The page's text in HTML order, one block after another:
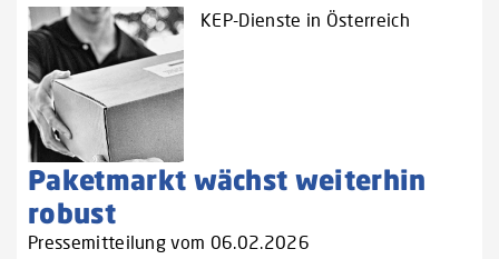
KEP-Dienste in Österreich
Paketmarkt wächst weiterhin
robust
Pressemitteilung vom 06.02.2026